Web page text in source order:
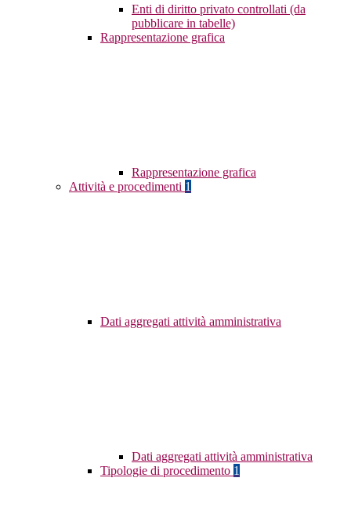
Enti di diritto privato controllati (da
pubblicare in tabelle)
Rappresentazione grafica
Rappresentazione grafica
Attività e procedimenti 1
Dati aggregati attività amministrativa
Dati aggregati attività amministrativa
Tipologie di procedimento 1